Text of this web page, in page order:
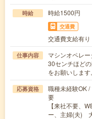
時給 時給1500円
交通費
交通費支給有り
仕事内容
マシンオペレー
30センチほど
をお願いしま
応募資格
職種未経験OK
要
【来社不要、
ー、主婦(夫)